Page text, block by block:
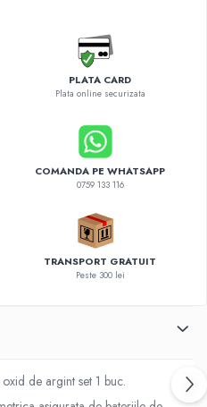
PLATA CARD
Plata online securizata
COMANDA PE WHATSAPP
0759 133 116
TRANSPORT GRATUIT
Peste 300 lei
de argint set 1 buc.